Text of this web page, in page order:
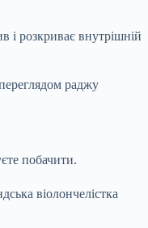
розкриває внутрішній
раджу
побачити.
віолончелістка